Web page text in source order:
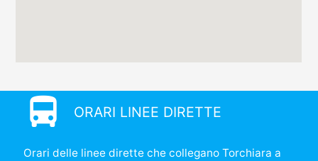
directions_bus ORARI LINEE DIRETTE
Orari delle linee dirette che collegano Torchiara a